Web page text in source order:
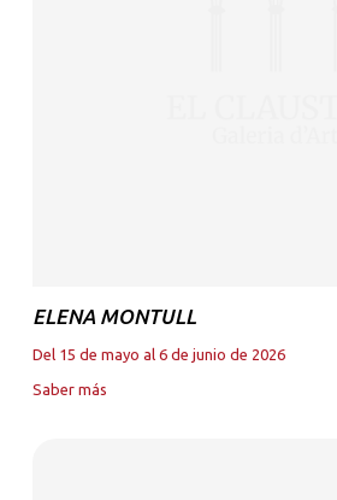
ELENA MONTULL
Del 15 de mayo al 6 de junio de 2026
Saber más